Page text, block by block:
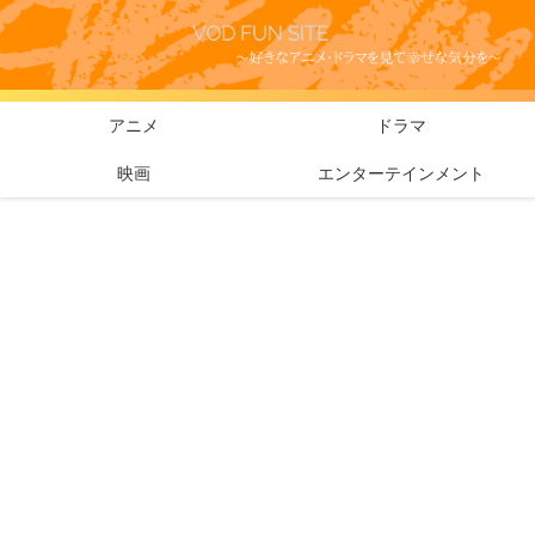
アニメ ドラマ
映画 エンターテインメント